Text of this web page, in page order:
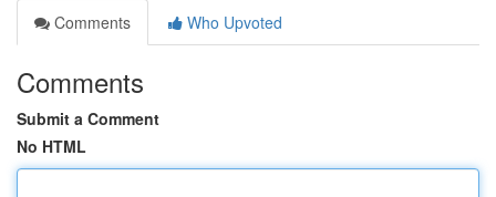
Comments
Who Upvoted
Comments
Submit a Comment
No HTML